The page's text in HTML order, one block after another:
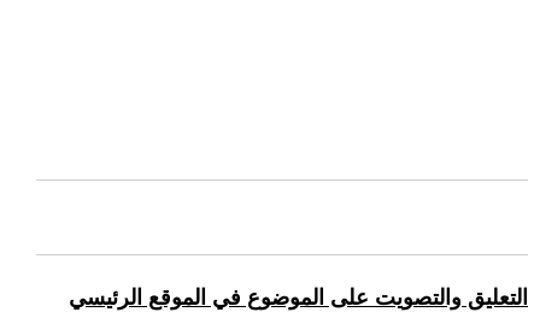
التعليق والتصويت على الموضوع في الموقع الرئيسي